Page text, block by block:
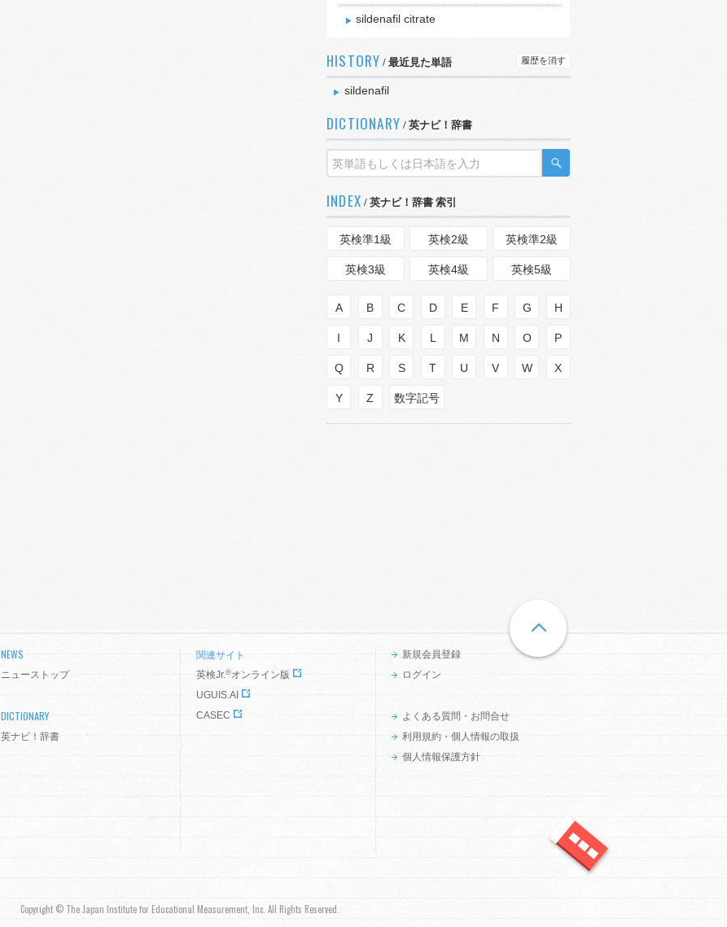
sildenafil citrate
HISTORY / 最近見た単語 履歴を消す
sildenafil
DICTIONARY / 英ナビ！辞書
INDEX / 英ナビ！辞書 索引
英検準1級 英検2級 英検準2級
英検3級 英検4級 英検5級
A B C D E F G H
I J K L M N O P
Q R S T U V W X
Y Z 数字記号
NEWS
ニューストップ
DICTIONARY
英ナビ！辞書
関連サイト
英検Jr.®オンライン版
UGUIS.AI
CASEC
新規会員登録
ログイン
よくある質問・お問合せ
利用規約・個人情報の取扱
個人情報保護方針
Copyright © The Japan Institute for Educational Measurement, Inc. All Rights Reserved.